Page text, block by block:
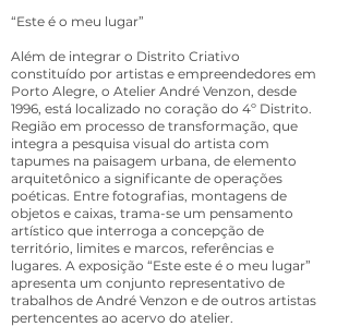
“Este é o meu lugar”
Além de integrar o Distrito Criativo
constituído por artistas e empreendedores em
Porto Alegre, o Atelier André Venzon, desde
1996, está localizado no coração do 4º Distrito.
Região em processo de transformação, que
integra a pesquisa visual do artista com
tapumes na paisagem urbana, de elemento
arquitetônico a significante de operações
poéticas. Entre fotografias, montagens de
objetos e caixas, trama-se um pensamento
artístico que interroga a concepção de
território, limites e marcos, referências e
lugares. A exposição “Este este é o meu lugar”
apresenta um conjunto representativo de
trabalhos de André Venzon e de outros artistas
pertencentes ao acervo do atelier.